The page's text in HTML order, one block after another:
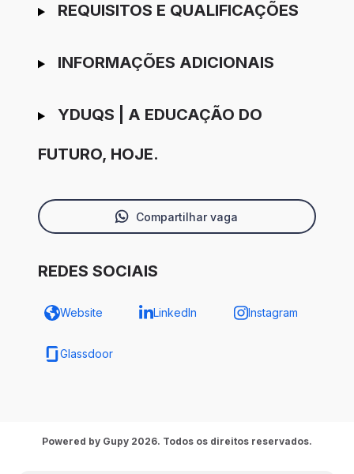
REQUISITOS E QUALIFICAÇÕES
INFORMAÇÕES ADICIONAIS
YDUQS | A EDUCAÇÃO DO
FUTURO, HOJE.
Compartilhar vaga
REDES SOCIAIS
Website LinkedIn Instagram
Glassdoor
Powered by Gupy 2026. Todos os direitos reservados.